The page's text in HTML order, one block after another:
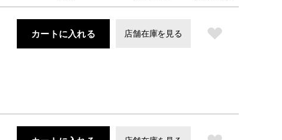
カートに入れる 店舗在庫を見る